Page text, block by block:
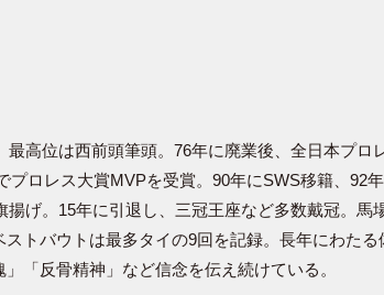
高位は西前頭筆頭。76年に廃業後、全日本プロ
プロレス大賞MVPを受賞。90年にSWS移籍、92
げ。15年に引退し、三冠王座など多数戴冠。馬
トバウトは最多タイの9回を記録。長年にわたる
「反骨精神」など信念を伝え続けている。